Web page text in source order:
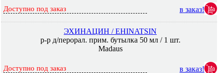
Доступно под заказ в заказ!
ЭХИНАЦИН / EHINATSIN
р-р д/перорал. прим. бутылка 50 мл / 1 шт.
Madaus
Доступно под заказ в заказ!